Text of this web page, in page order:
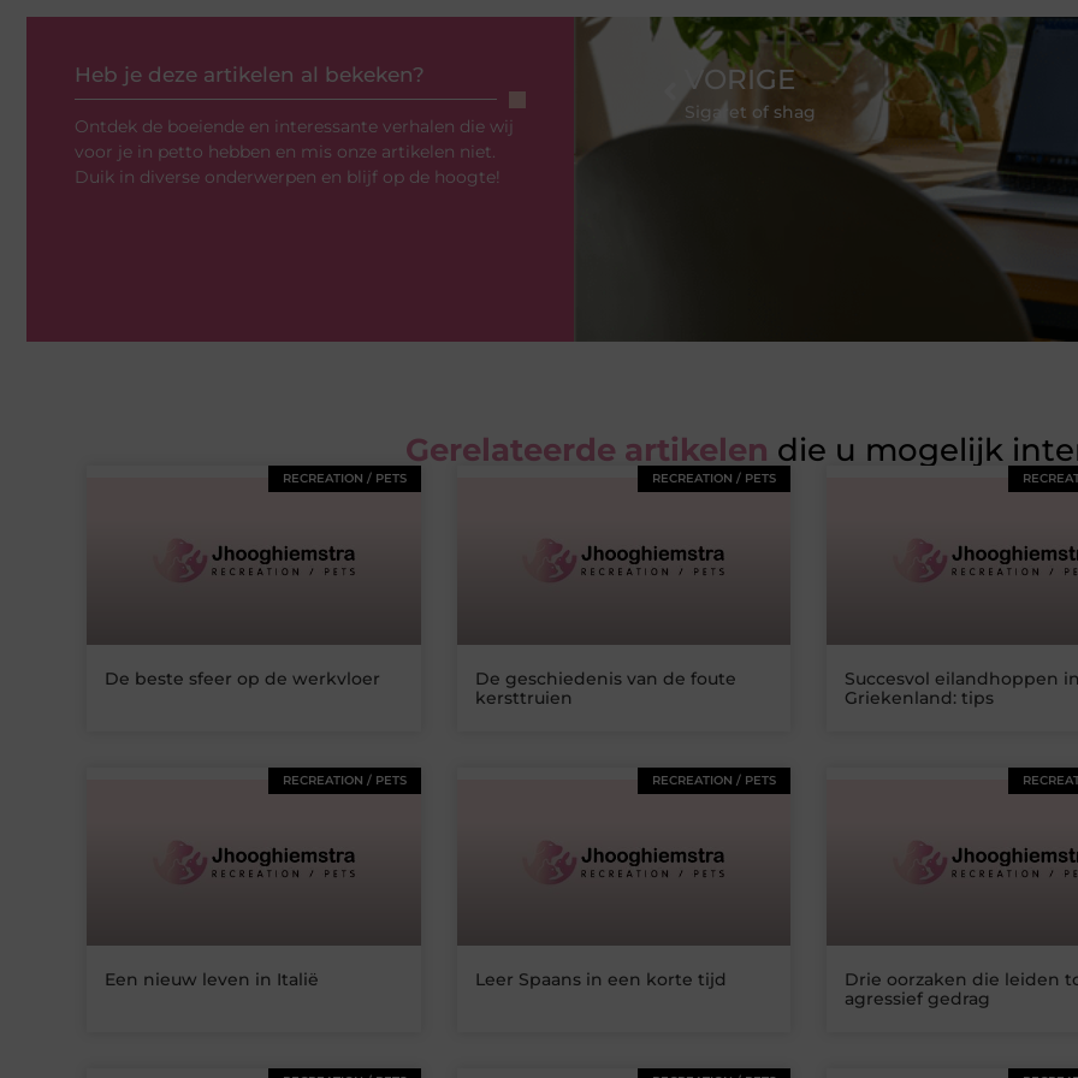
Heb je deze artikelen al bekeken?
Ontdek de boeiende en interessante verhalen die wij
voor je in petto hebben en mis onze artikelen niet.
Duik in diverse onderwerpen en blijf op de hoogte!
VORIGE
Sigaret of shag
Gerelateerde artikelen die u mogelijk
RECREATION / PETS
De beste sfeer op de werkvloer
RECREATION / PETS
De geschiedenis van de foute
kersttruien
Succesvol eilandhoppen
Griekenland: tips
RECREATION / PETS
Een nieuw leven in Italië
RECREATION / PETS
Leer Spaans in een korte tijd
Drie oorzaken die leiden
agressief gedrag